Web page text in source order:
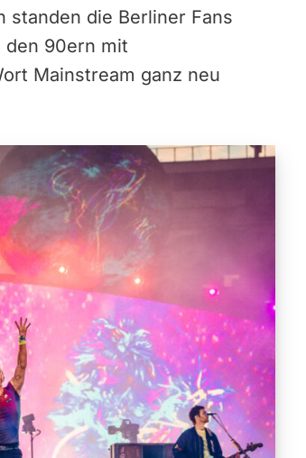
standen die Berliner Fans
den 90ern mit
Mainstream ganz neu